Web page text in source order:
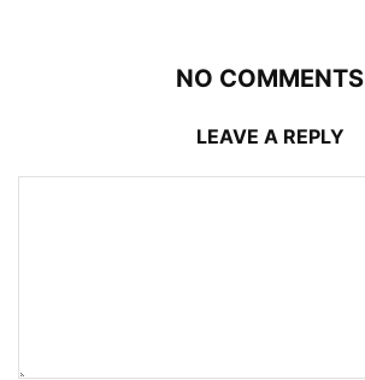
NO COMMENTS
LEAVE A REPLY